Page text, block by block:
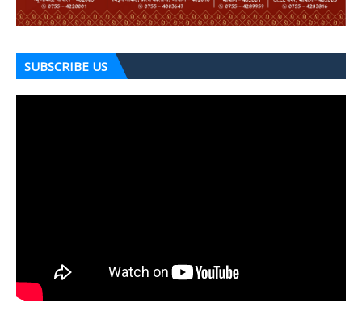
SUBSCRIBE US